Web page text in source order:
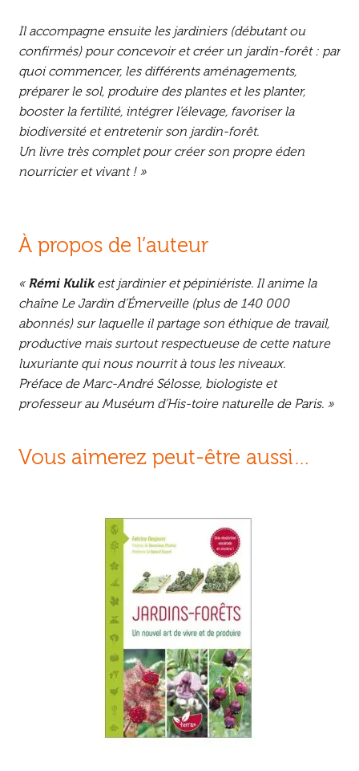
Il accompagne ensuite les jardiniers (débutant ou
confirmés) pour concevoir et créer un jardin-forêt : par
quoi commencer, les différents aménagements,
préparer le sol, produire des plantes et les planter,
booster la fertilité, intégrer l’élevage, favoriser la
biodiversité et entretenir son jardin-forêt.
Un livre très complet pour créer son propre éden
nourricier et vivant ! »
À propos de l’auteur
« Rémi Kulikest jardinier et pépiniériste. Il anime la
chaîne Le Jardin d’Émerveille (plus de 140 000
abonnés) sur laquelle il partage son éthique de travail,
productive mais surtout respectueuse de cette nature
luxuriante qui nous nourrit à tous les niveaux.
Préface de Marc-André Sélosse, biologiste et
professeur au Muséum d’His-toire naturelle de Paris. »
Vous aimerez peut-être aussi…